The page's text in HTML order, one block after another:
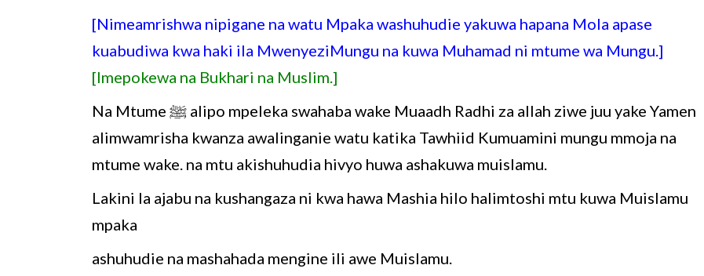
[Nimeamrishwa nipigane na watu Mpaka washuhudie yakuwa hapana Mola apase
kuabudiwa kwa haki ila MwenyeziMungu na kuwa Muhamad ni mtume wa Mungu.]
[Imepokewa na Bukhari na Muslim.]
Na Mtume ﷺ alipo mpeleka swahaba wake Muaadh Radhi za allah ziwe juu yake Yamen
alimwamrisha kwanza awalinganie watu katika Tawhiid Kumuamini mungu mmoja na
mtume wake. na mtu akishuhudia hivyo huwa ashakuwa muislamu.
Lakini la ajabu na kushangaza ni kwa hawa Mashia hilo halimtoshi mtu kuwa Muislamu
mpaka
ashuhudie na mashahada mengine ili awe Muislamu.